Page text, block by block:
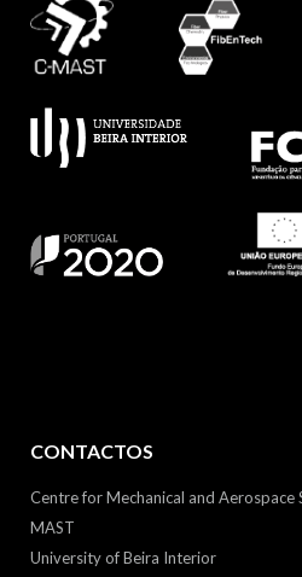
CONTACTOS
Centre for Mechanical and Aerospace
MAST
University of Beira Interior